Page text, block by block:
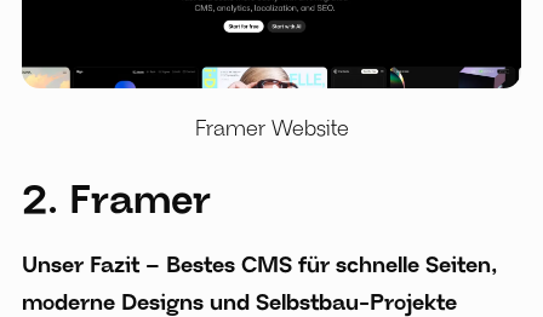
Framer Website
2. Framer
Unser Fazit – Bestes CMS für schnelle Seiten,
moderne Designs und Selbstbau-Projekte